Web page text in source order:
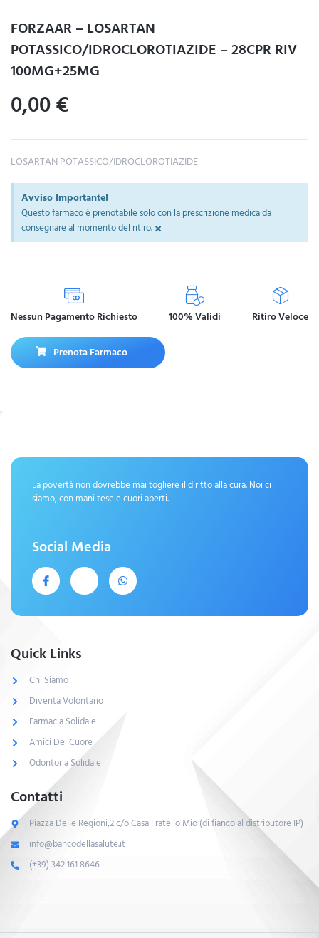
FORZAAR – LOSARTAN
POTASSICO/IDROCLOROTIAZIDE – 28CPR RIV
100MG+25MG
0,00€
LOSARTAN POTASSICO/IDROCLOROTIAZIDE
Avviso Importante!
Questo farmaco è prenotabile solo con la prescrizione medica da
consegnare al momento del ritiro.×
Nessun Pagamento Richiesto 100% Validi Ritiro Veloce
Prenota Farmaco
La povertà non dovrebbe mai togliere il diritto alla cura. Noi ci
siamo, con mani tese e cuori aperti.
Social Media
Quick Links
Chi Siamo
Diventa Volontario
Farmacia Solidale
Amici Del Cuore
Odontoria Solidale
Contatti
Piazza Delle Regioni,2 c/o Casa Fratello Mio (di fianco al distributore IP)
info@bancodellasalute.it
(+39) 342 161 8646